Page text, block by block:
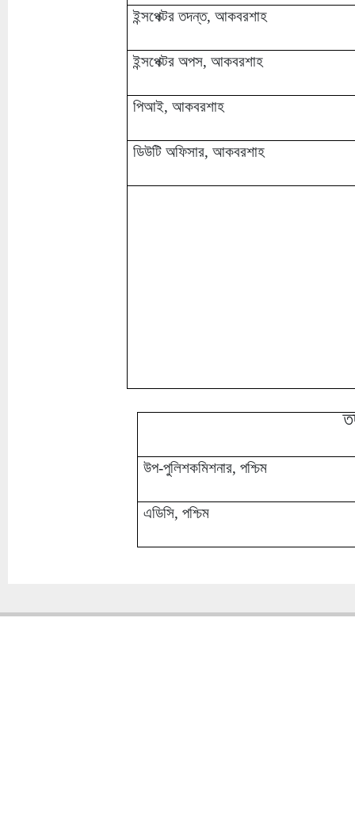
ইন্সপেক্টর তদন্ত, আকবরশাহ
ইন্সপেক্টর অপস, আকবরশাহ
পিআই, আকবরশাহ
ডিউটি অফিসার, আকবরশাহ
উপ-পুলিশকমিশনার, পশ্চিম
এডিসি, পশ্চিম